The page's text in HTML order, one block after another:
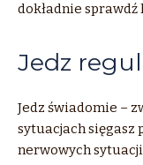
dokładnie sprawdź
Jedz
Jedz świadomie –
sytuacjach sięgasz
nerwowych